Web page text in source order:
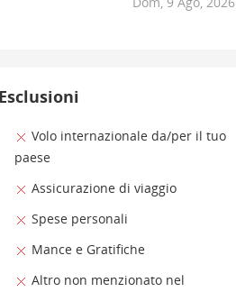
Esclusioni
Volo internazionale da/per il tuo
paese
Assicurazione di viaggio
Spese personali
Mance e Gratifiche
Altro non menzionato nel